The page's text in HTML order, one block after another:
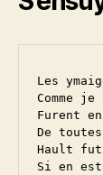
Les
Comme
Furent
De
Hault
Si en